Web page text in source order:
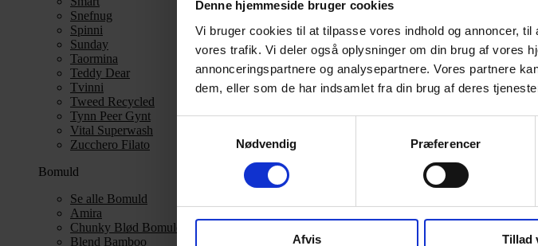
Denne hjemmeside bruger cookies
Vi bruger cookies til at tilpasse vores indhold og annoncer,
vores trafik. Vi deler også oplysninger om din brug af vores
annonceringspartnere og analysepartnere. Vores partnere
dem, eller som de har indsamlet fra din brug af deres
Nødvendig
Præferencer
Afvis Tillad
Snefnug
Spinni
Sunday
Taormina
Teddy Dear
Tvinni
Tweed Recycled
Tynn Peer Gynt
Vital Superwash
Zucchero Filato
Bomuld
Se alle Bomuld
Amira
Chunky Blød Bomuld
Blend Bamboo